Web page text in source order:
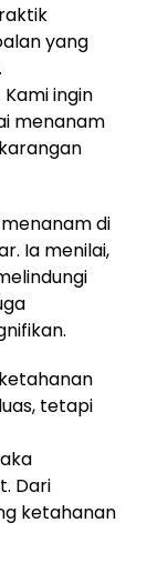
yang
Kami ingin
menanam
di
Ia menilai,
tetapi
Dari
ketahanan